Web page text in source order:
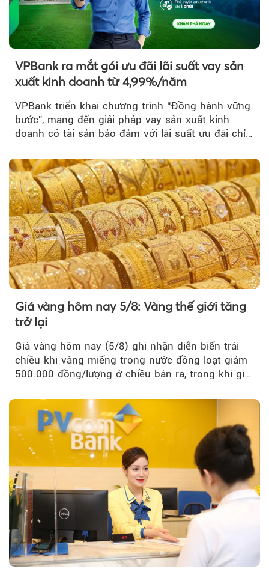
VPBank ra mắt gói ưu đãi lãi suất vay sản
xuất kinh doanh từ 4,99%/năm
VPBank triển khai chương trình “Đồng hành vững
bước”, mang đến giải pháp vay sản xuất kinh
doanh có tài sản bảo đảm với lãi suất ưu đãi chỉ
Giá vàng hôm nay 5/8: Vàng thế giới tăng
trở lại
Giá vàng hôm nay (5/8) ghi nhận diễn biến trái
chiều khi vàng miếng trong nước đồng loạt giảm
500.000 đồng/lượng ở chiều bán ra, trong khi giá
thương hiệu.